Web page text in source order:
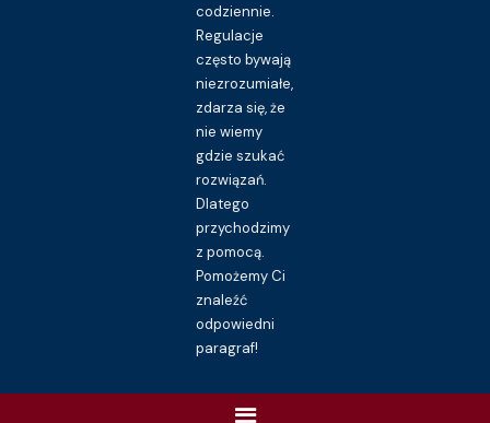
codziennie.
Regulacje
często bywają
niezrozumiałe,
zdarza się, że
nie wiemy
gdzie szukać
rozwiązań.
Dlatego
przychodzimy
z pomocą.
Pomożemy Ci
znaleźć
odpowiedni
paragraf!
Menu